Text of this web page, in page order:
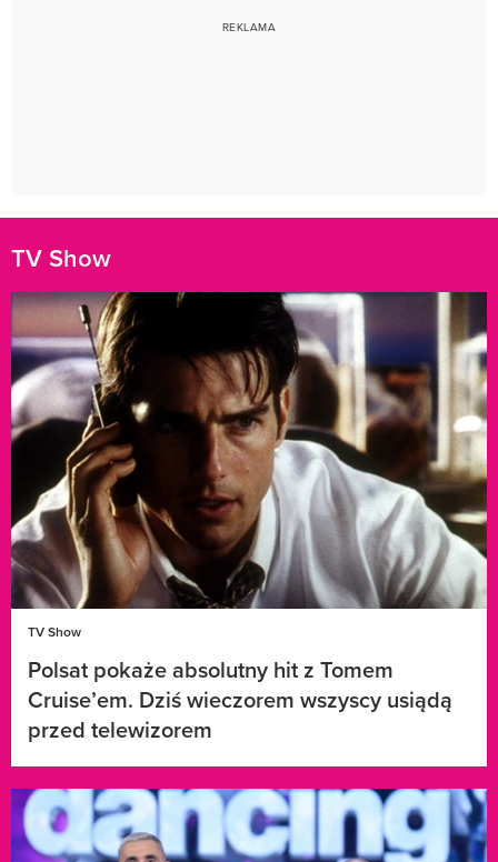
TV Show
TV Show
Polsat pokaże absolutny hit z Tomem
Cruise’em. Dziś wieczorem wszyscy usiądą
przed telewizorem